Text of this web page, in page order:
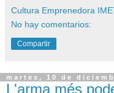
Cultura Emprenedora
No hay comentarios:
Compartir
martes, 10 de
L'arma més